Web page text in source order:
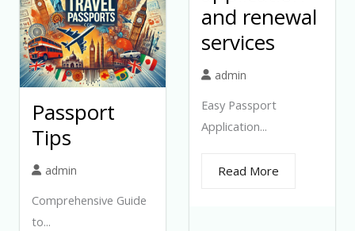
Passport
Tips
admin
Comprehensive Guide
to...
and renewal
services
admin
Easy Passport
Application...
Read More